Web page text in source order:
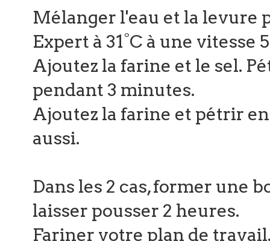
Mélanger l'eau et la levure
Expert à 31°C à une vitesse
Ajoutez la farine et le sel.
pendant 3 minutes.
Ajoutez la farine et pétrir
aussi.
Dans les 2 cas, former une
laisser pousser 2 heures.
Fariner votre plan de